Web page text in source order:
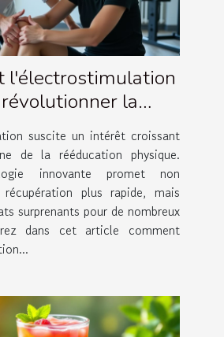
l'électrostimulation
la
physique ?
suscite un intérêt croissant
de la rééducation physique.
innovante promet non
plus rapide, mais
surprenants pour de nombreux
dans cet article comment